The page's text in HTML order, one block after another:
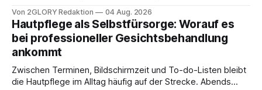
besitzt, loggt sich heute über das Vodafone E-Mail & Cloud
Portal ein. Der klassische Arcor Login über mail.
Von 2GLORY Redaktion 04 Aug. 2026
Hautpflege als Selbstfürsorge: Worauf es
bei professioneller Gesichtsbehandlung
ankommt
Zwischen Terminen, Bildschirmzeit und To-do-Listen bleibt
die Hautpflege im Alltag häufig auf der Strecke. Abends